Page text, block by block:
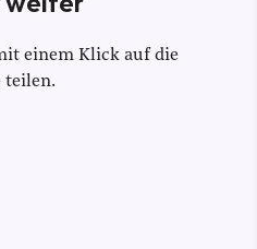
einem Klick auf die
teilen.